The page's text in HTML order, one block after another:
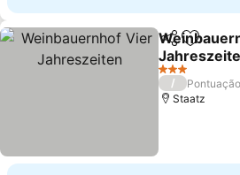
Partilhar
3 Estrelas
/
Staatz